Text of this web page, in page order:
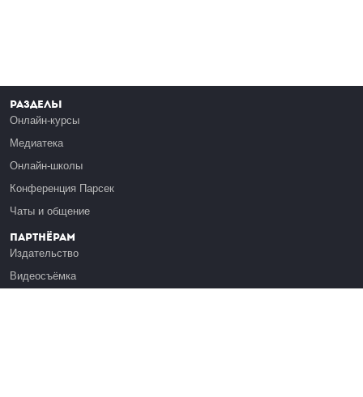
Разделы
Онлайн-курсы
Медиатека
Онлайн-школы
Конференция Парсек
Чаты и общение
Партнёрам
Издательство
Видеосъёмка